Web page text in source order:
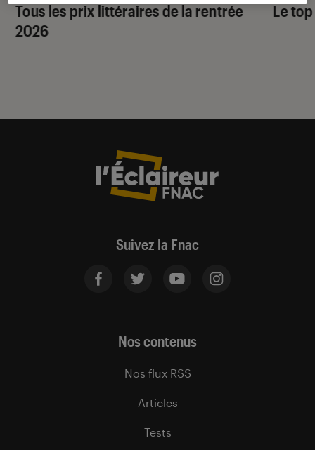
Tous les prix littéraires de la rentrée
2026
Le
Suivez la Fnac
Nos contenus
Nos flux RSS
Articles
Tests